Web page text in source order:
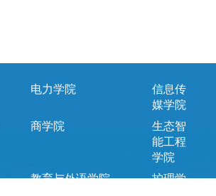
电力学院
信息传
媒学院
商学院
生态智
能工程
学院
教育与外语学院
护理学